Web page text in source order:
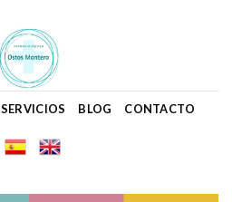
SERVICIOS BLOG CONTACTO